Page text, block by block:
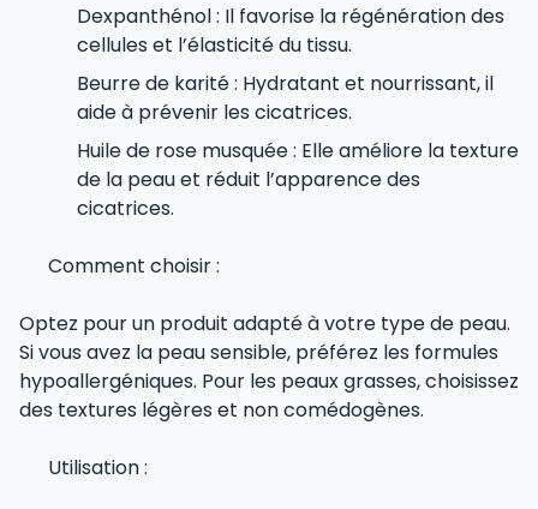
Dexpanthénol : Il favorise la régénération des
cellules et l’élasticité du tissu.
Beurre de karité : Hydratant et nourrissant, il
aide à prévenir les cicatrices.
Huile de rose musquée : Elle améliore la texture
de la peau et réduit l’apparence des
cicatrices.
Comment choisir :
Optez pour un produit adapté à votre type de peau.
Si vous avez la peau sensible, préférez les formules
hypoallergéniques. Pour les peaux grasses, choisissez
des textures légères et non comédogènes.
Utilisation :